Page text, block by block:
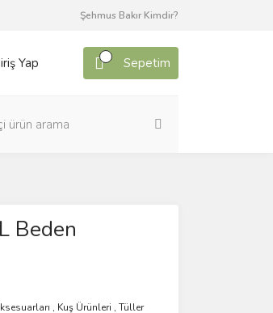
Şehmus Bakır Kimdir?
Yap Sepetim
Yem
Beden
, Kuş Ürünleri ,Tüller